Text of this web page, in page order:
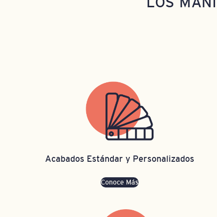
Acabados Estándar y Personalizados
Conoce Más